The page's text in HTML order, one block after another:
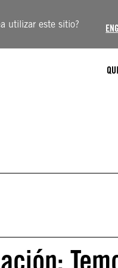
utilizar este sitio?